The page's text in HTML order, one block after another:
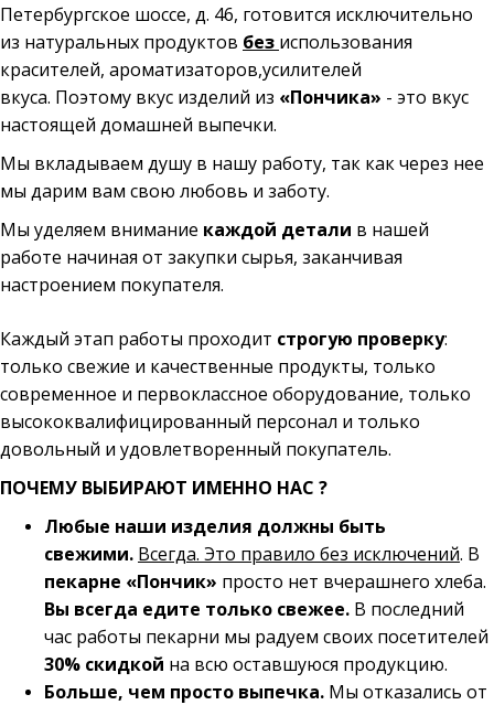
Петербургское шоссе, д. 46, готовится исключительно
из натуральных продуктов без использования
красителей, ароматизаторов,усилителей
вкуса. Поэтому вкус изделий из «Пончика» - это вкус
настоящей домашней выпечки.
Мы вкладываем душу в нашу работу, так как через нее
мы дарим вам свою любовь и заботу.
Мы уделяем внимание каждой детали в нашей
работе начиная от закупки сырья, заканчивая
настроением покупателя.
Каждый этап работы проходит строгую проверку:
только свежие и качественные продукты, только
современное и первоклассное оборудование, только
высококвалифицированный персонал и только
довольный и удовлетворенный покупатель.
ПОЧЕМУ ВЫБИРАЮТ ИМЕННО НАС ?
Любые наши изделия должны быть
свежими. Всегда. Это правило без исключений. В
пекарне «Пончик» просто нет вчерашнего хлеба.
Вы всегда едите только свежее. В последний
час работы пекарни мы радуем своих посетителей
30% скидкой на всю оставшуюся продукцию.
Больше, чем просто выпечка. Мы отказались от